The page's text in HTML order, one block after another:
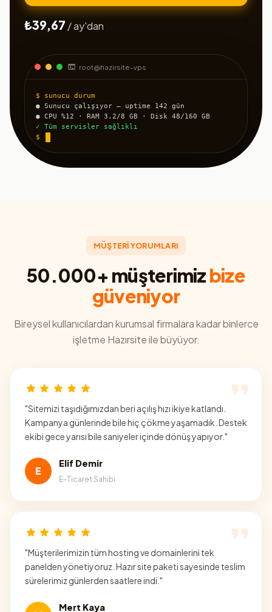
root@hazirsite-vps
$ sunucu durum
● Sunucu çalışıyor — uptime 142 gün
● CPU %12 · RAM 3.2/8 GB · Disk 48/160 GB
✓ Tüm servisler sağlıklı
$
₺39,67 / ay'dan
MÜŞTERİ YORUMLARI
50.000+ müşterimizbize
güveniyor
Bireysel kullanıcılardan kurumsal firmalara kadar binlerce
işletme Hazırsite ile büyüyor.
"Sitemizi taşıdığımızdan beri açılış hızı ikiye katlandı.
Kampanya günlerinde bile hiç çökme yaşamadık. Destek
ekibi gece yarısı bile saniyeler içinde dönüş yapıyor."
E
Elif Demir
E-Ticaret Sahibi
"Müşterilerimizin tüm hosting ve domainlerini tek
panelden yönetiyoruz. Hazır site paketi sayesinde teslim
sürelerimiz günlerden saatlere indi. "
Mert Kaya